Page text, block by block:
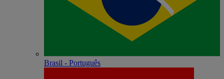
Brasil - Português